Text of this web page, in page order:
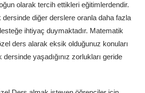
olarak tercih ettikleri eğitimlerdendir.
diğer derslere oranla daha fazla
ihtiyaç duymaktadır. Matematik
ders alarak eksik olduğunuz konuları
yaşadığınız zorlukları geride